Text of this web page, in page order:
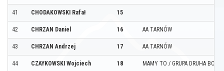
41 CHODAKOWSKI Rafał 15
42 CHRZAN Daniel 16 AA TARNÓW
43 CHRZAN Andrzej 17 AA TARNÓW
44 CZAYKOWSKI Wojciech 18 MAMY TO / GRUPA DRUHA